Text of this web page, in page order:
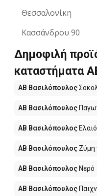
Θεσσαλονίκη
Κασσάνδρου 90
Δημοφιλή
καταστήματα
ΑΒ Βασιλόπουλος
ΑΒ Βασιλόπουλος
ΑΒ Βασιλόπουλος
ΑΒ Βασιλόπουλος Ζύμη
ΑΒ Βασιλόπουλος Νερό
ΑΒ Βασιλόπουλος